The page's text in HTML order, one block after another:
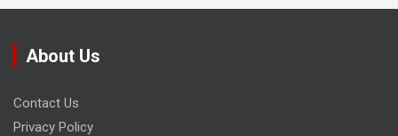
About Us
Contact Us
Privacy Policy